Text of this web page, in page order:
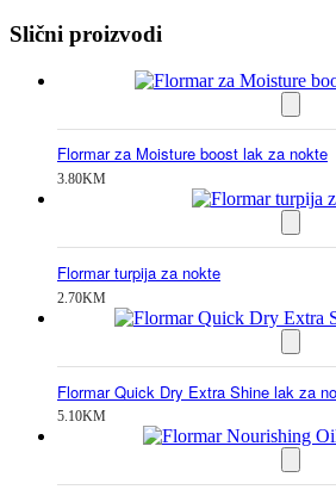
Slični proizvodi
Flormar za Moisture boost lak za nokte
3.80KM
Flormar turpija za nokte
2.70KM
Flormar Quick Dry Extra Shine lak za
5.10KM